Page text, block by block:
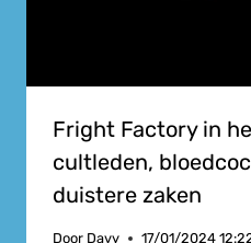
Fright Factory in
cultleden,
duistere zaken
Door Davy
17/01/2024